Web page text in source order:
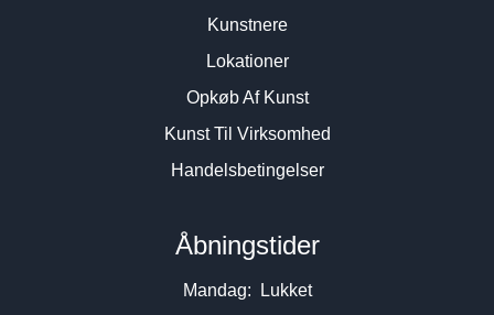
Kunstnere
Lokationer
Opkøb Af Kunst
Kunst Til Virksomhed
Handelsbetingelser
Åbningstider
Mandag: Lukket